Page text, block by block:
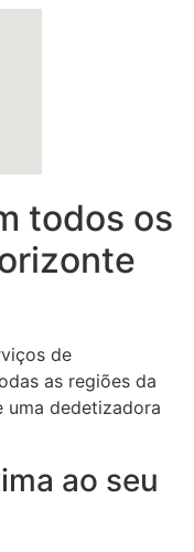
todos os
de
as regiões da
uma dedetizadora
ao seu